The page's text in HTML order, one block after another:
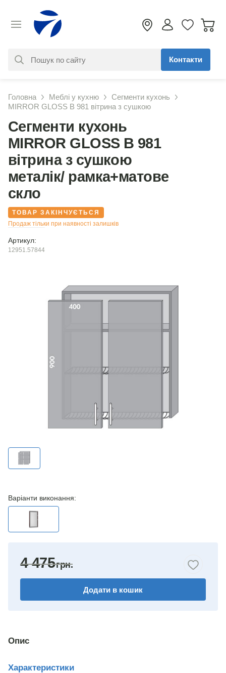
знайдено. Уточніть свій запит
Контакти
Головна Меблі у кухню
Сегменти кухонь
MIRROR GLOSS В 981 вітрина з сушкою
Сегменти кухонь
MIRROR GLOSS В 981
вітрина з сушкою
металік/ рамка+матове
скло
ТОВАР ЗАКІНЧУЄТЬСЯ
Продаж тільки при наявності залишків
Артикул:
12951.57844
Варіанти виконання:
4 475
Додати в кошик
Опис
Характеристики